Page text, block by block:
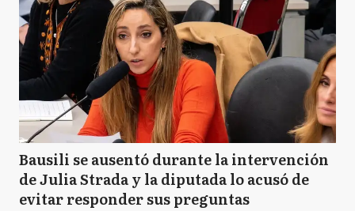
Bausili se ausentó durante la intervención
de Julia Strada y la diputada lo acusó de
evitar responder sus preguntas